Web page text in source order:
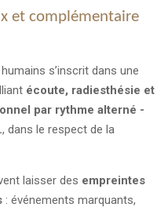
et complémentaire
s’inscrit dans une
écoute, radiesthésie et
par rythme alterné -
, dans le respect de la
laisser des empreintes
: événements marquants,